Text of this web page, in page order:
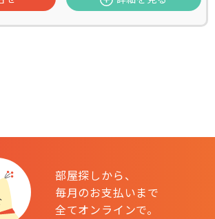
部屋探しから、
毎月のお支払いまで
全てオンラインで。